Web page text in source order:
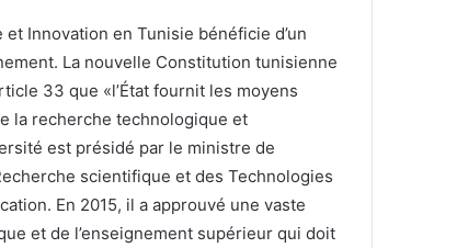
Innovation en Tunisie bénéficie d’un
La nouvelle Constitution tunisienne
33 que «l’État fournit les moyens
la recherche technologique et
est présidé par le ministre de
scientifique et des Technologies
En 2015, il a approuvé une vaste
et de l’enseignement supérieur qui doit